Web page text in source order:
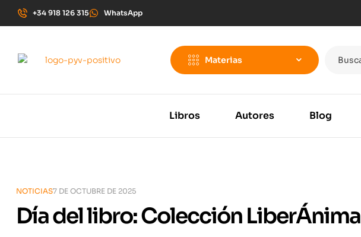
+34 918 126 315 WhatsApp
Materias
Libros Autores Blog
NOTICIAS7 DE OCTUBRE DE 2025
Día del libro: Colección LiberÁnima